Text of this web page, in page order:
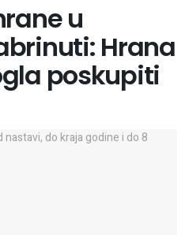
u
Hrana
poskupiti